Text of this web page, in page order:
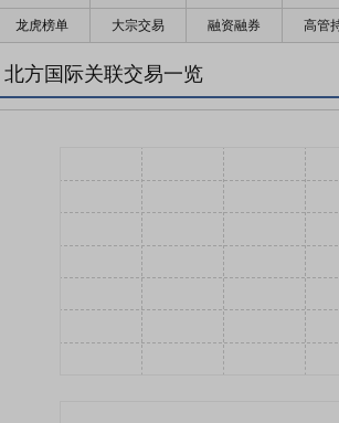
龙虎榜单 大宗交易 融资融券 高管
北方国际关联交易一览